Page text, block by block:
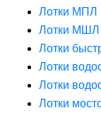
Лотки МПЛ
Лотки МШЛ
Лотки
Лотки
Лотки
Лотки